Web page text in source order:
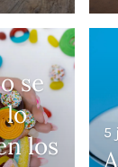
se
lo
los
5